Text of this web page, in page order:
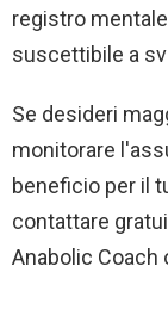
registro
suscettibile a
Se desideri
monitorare
beneficio per il
contattare
Anabolic Coach